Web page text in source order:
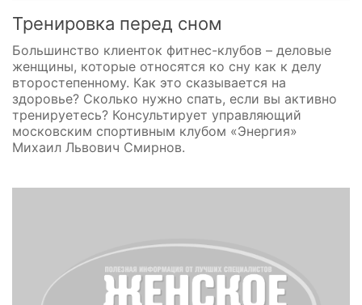
Тренировка перед сном
Большинство клиенток фитнес-клубов – деловые
женщины, которые относятся ко сну как к делу
второстепенному. Как это сказывается на
здоровье? Сколько нужно спать, если вы активно
тренируетесь? Консультирует управляющий
московским спортивным клубом «Энергия»
Михаил Львович Смирнов.